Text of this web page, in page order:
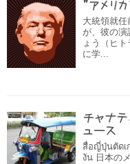
”アメリ
大統領就
が、彼の演
ょう（ヒ
に学...
チャナ
ュース
สื่อญี่ปุ่นตัดเ
งัน 日本の